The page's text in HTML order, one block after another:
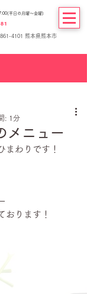
平日の月曜～金曜)
4101 熊本県熊本市
ニュー
: 1分
まわりです！
おります！